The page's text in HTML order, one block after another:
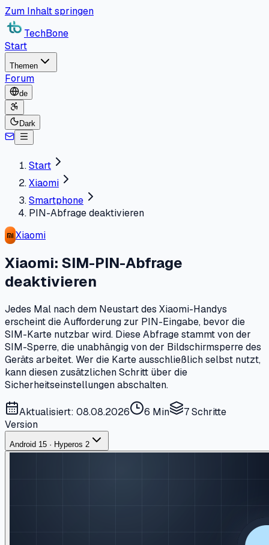
Zum Inhalt springen
TechBone
Start
Themen
Forum
de
Dark
Start
Xiaomi
Smartphone
PIN-Abfrage deaktivieren
Xiaomi
Xiaomi: SIM-PIN-Abfrage
deaktivieren
Jedes Mal nach dem Neustart des Xiaomi-Handys
erscheint die Aufforderung zur PIN-Eingabe, bevor die
SIM-Karte nutzbar wird. Diese Abfrage stammt von der
SIM-Sperre, die unabhängig von der Bildschirmsperre des
Geräts arbeitet. Wer die Karte ausschließlich selbst nutzt,
kann diesen zusätzlichen Schritt über die
Sicherheitseinstellungen abschalten.
Aktualisiert: 08.08.2026 6 Min 7Schritte
Version
Android 15 · Hyperos 2